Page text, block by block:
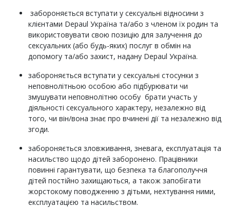
забороняється вступати у сексуальні відносини з
клієнтами Depaul Україна та/або з членом їх родин та
використовувати свою позицію для залучення до
сексуальних (або будь-яких) послуг в обмін на
допомогу та/або захист, надану Depaul Україна.
забороняється вступати у сексуальні стосунки з
неповнолітньою особою або підбурювати чи
змушувати неповнолітню особу брати участь у
діяльності сексуального характеру, незалежно від
того, чи він/вона знає про вчинені дії та незалежно від
згоди.
забороняється зловживання, зневага, експлуатація та
насильство щодо дітей заборонено. Працівники
повинні гарантувати, що безпека та благополуччя
дітей постійно захищаються, а також запобігати
жорстокому поводженню з дітьми, нехтування ними,
експлуатацією та насильством.